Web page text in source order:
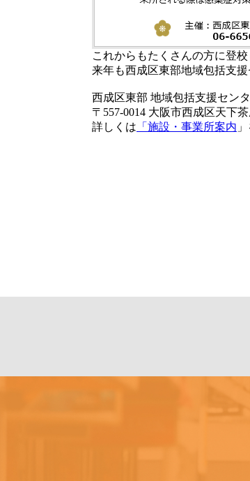
これからもたくさんの方に登
来年も西成区東部地域包括支
西成区東部 地域包括支援セン
〒557-0014 大阪市西成区天下
詳しくは 「施設・事業所案内